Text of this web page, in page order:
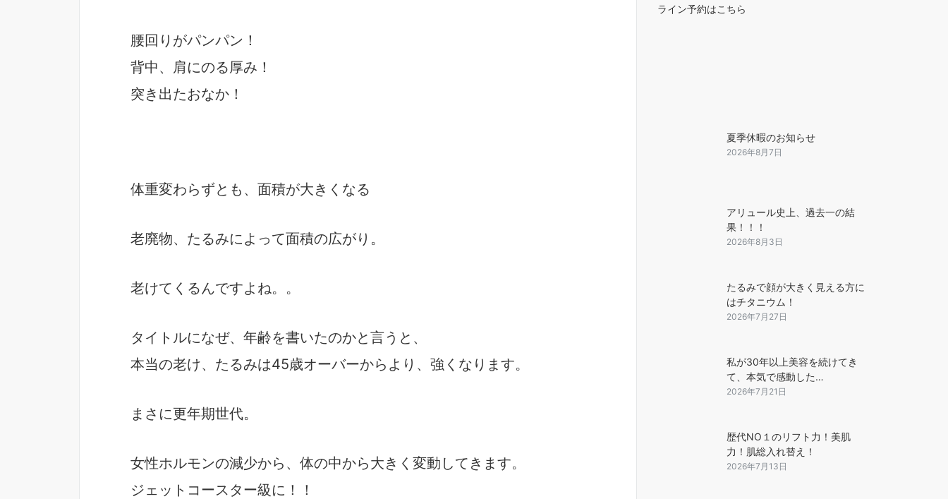
腰回りがパンパン！
背中、肩にのる厚み！
突き出たおなか！
体重変わらずとも、面積が大きくなる
老廃物、たるみによって面積の広がり。
老けてくるんですよね。。
タイトルになぜ、年齢を書いたのかと言うと、
本当の老け、たるみは45歳オーバーからより、強くなります。
まさに更年期世代。
女性ホルモンの減少から、体の中から大きく変動してきます。
ジェットコースター級に！！
ライン予約はこちら
夏季休暇のお知らせ
2026年8月7日
アリュール史上、過去一の結
果！！！
2026年8月3日
たるみで顔が大きく見える方に
はチタニウム！
2026年7月27日
私が30年以上美容を続けてき
て、本気で感動した…
2026年7月21日
歴代NO１のリフト力！美肌
力！肌総入れ替え！
2026年7月13日